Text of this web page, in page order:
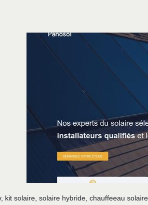
kit solaire, solaire hybride, chauffeeau